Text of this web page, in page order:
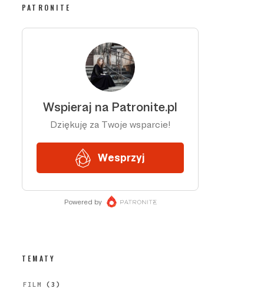
PATRONITE
TEMATY
FILM (3)